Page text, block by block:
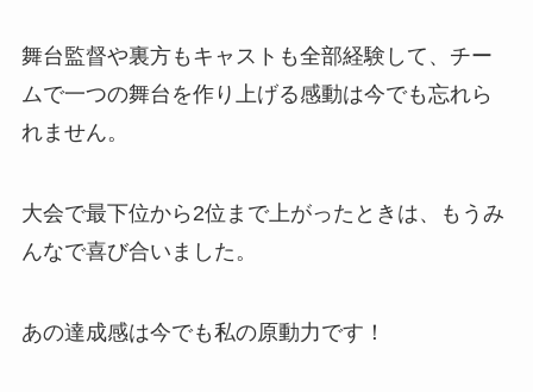
舞台監督や裏方もキャストも全部経験して、チー
ムで一つの舞台を作り上げる感動は今でも忘れら
れません。
大会で最下位から2位まで上がったときは、もうみ
んなで喜び合いました。
あの達成感は今でも私の原動力です！